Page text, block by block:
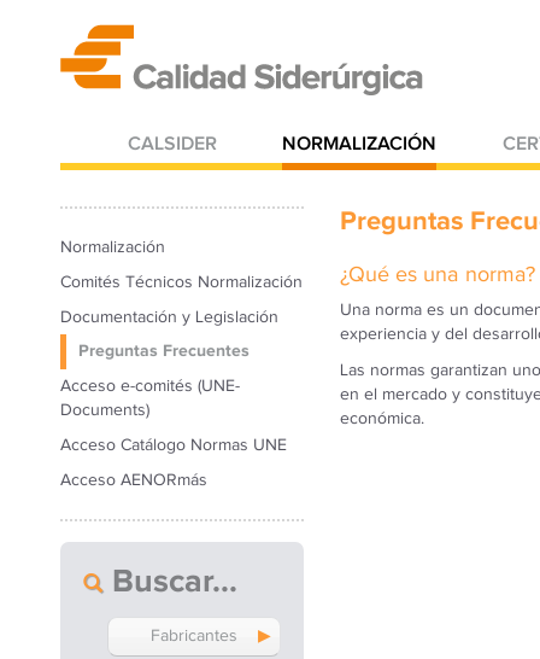
CALSIDER NORMALIZACIÓN
Normalización
Comités Técnicos Normalización
Documentación y Legislación
Preguntas Frecuentes
Acceso e-comités (UNE-
Documents)
Acceso Catálogo Normas UNE
Acceso AENORmás
Buscar
Fabricantes
Preguntas
¿Qué es una norma?
Una norma es un
experiencia y del
Las normas garantizan
en el mercado y
económica.